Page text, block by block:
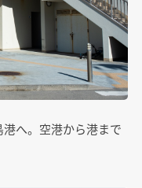
へ。空港から港まで